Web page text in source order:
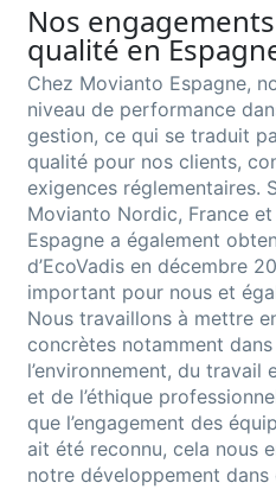
Nos
qualité en
Chez Movianto Espagne,
niveau de performance
gestion, ce qui se traduit
qualité pour nos clients,
exigences réglementaires.
Movianto Nordic, France et
Espagne a également
d’EcoVadisen décembre
important pour nouset
Nous travaillons à mettre
concrètes notamment
l’environnement, du travail
et de l’éthique professio
quel’engagement des
ait été reconnu, cela nous
notre développement